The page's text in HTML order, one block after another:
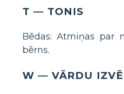
T — TONIS
Bēdas: Atmiņas par
bērns.
W — VĀRDU